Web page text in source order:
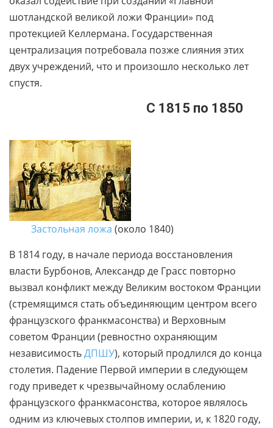
шотландской великой ложи Франции» под
протекцией Келлермана. Государственная
централизация потребовала позже слияния этих
двух учреждений, что и произошло несколько лет
спустя.
С 1815 по 1850
Застольная ложа (около 1840)
В 1814 году, в начале периода восстановления
власти Бурбонов, Александр де Грасс повторно
вызвал конфликт между Великим востоком Франции
(стремящимся стать объединяющим центром всего
французского франкмасонства) и Верховным
советом Франции (ревностно охраняющим
независимостьДПШУ), который продлился до конца
столетия. Падение Первой империи в следующем
году приведет к чрезвычайному ослаблению
французского франкмасонства, которое являлось
одним из ключевых столпов империи, и, к 1820 году,